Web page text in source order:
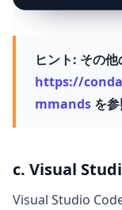
ヒント: その
https://
mmands を参
c. Visual
Visual Studio